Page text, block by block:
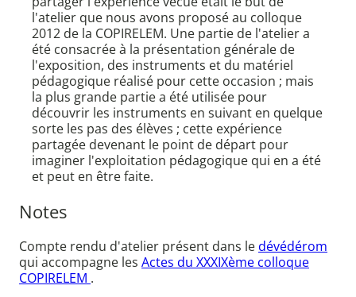
l'atelier que nous avons proposé au colloque
2012 de la COPIRELEM. Une partie de l'atelier a
été consacrée à la présentation générale de
l'exposition, des instruments et du matériel
pédagogique réalisé pour cette occasion ; mais
la plus grande partie a été utilisée pour
découvrir les instruments en suivant en quelque
sorte les pas des élèves ; cette expérience
partagée devenant le point de départ pour
imaginer l'exploitation pédagogique qui en a été
et peut en être faite.
Notes
Compte rendu d'atelier présent dans ledévédérom
qui accompagne les Actes du XXXIXème colloque
COPIRELEM .